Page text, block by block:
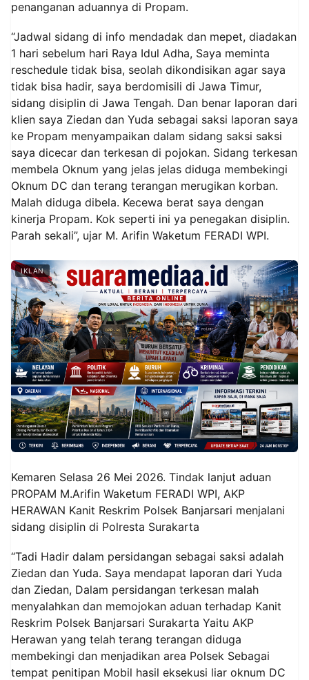
penanganan aduannya di Propam.
“Jadwal sidang di info mendadak dan mepet, diadakan
1 hari sebelum hari Raya Idul Adha, Saya meminta
reschedule tidak bisa, seolah dikondisikan agar saya
tidak bisa hadir, saya berdomisili di Jawa Timur,
sidang disiplin di Jawa Tengah. Dan benar laporan dari
klien saya Ziedan dan Yuda sebagai saksi laporan saya
ke Propam menyampaikan dalam sidang saksi saksi
saya dicecar dan terkesan di pojokan. Sidang terkesan
membela Oknum yang jelas jelas diduga membekingi
Oknum DC dan terang terangan merugikan korban.
Malah diduga dibela. Kecewa berat saya dengan
kinerja Propam. Kok seperti ini ya penegakan disiplin.
Parah sekali”, ujar M. Arifin Waketum FERADI WPI.
IKLAN
Kemaren Selasa 26 Mei 2026. Tindak lanjut aduan
PROPAM M.Arifin Waketum FERADI WPI, AKP
HERAWAN Kanit Reskrim Polsek Banjarsari menjalani
sidang disiplin di Polresta Surakarta
“Tadi Hadir dalam persidangan sebagai saksi adalah
Ziedan dan Yuda. Saya mendapat laporan dari Yuda
dan Ziedan, Dalam persidangan terkesan malah
menyalahkan dan memojokan aduan terhadap Kanit
Reskrim Polsek Banjarsari Surakarta Yaitu AKP
Herawan yang telah terang terangan diduga
membekingi dan menjadikan area Polsek Sebagai
tempat penitipan Mobil hasil eksekusi liar oknum DC